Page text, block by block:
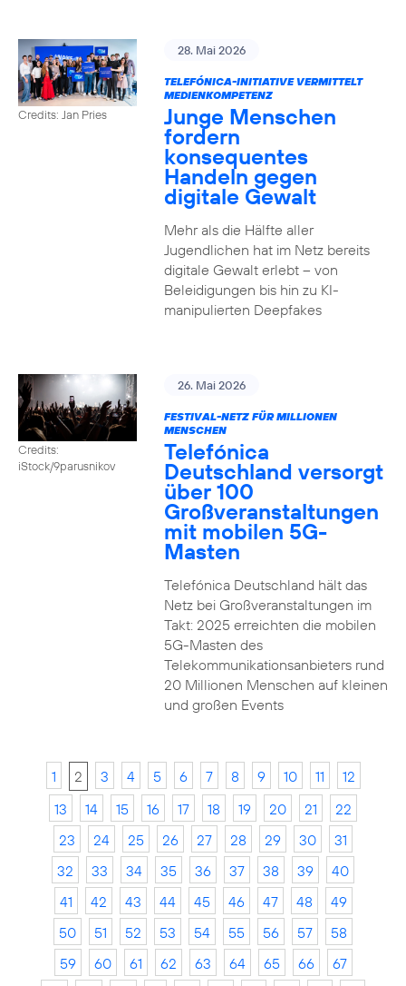
Credits: Jan Pries
28. Mai 2026
TELEFÓNICA-INITIATIVE VERMITTELT
MEDIENKOMPETENZ
Junge Menschen
fordern
konsequentes
Handeln gegen
digitale Gewalt
Mehr als die Hälfte aller
Jugendlichen hat im Netz bereits
digitale Gewalt erlebt – von
Beleidigungen bis hin zu KI-
manipulierten Deepfakes
Credits:
iStock/9parusnikov
26. Mai 2026
FESTIVAL-NETZ FÜR MILLIONEN
MENSCHEN
Telefónica
Deutschland versorgt
über 100
Großveranstaltungen
mit mobilen 5G-
Masten
Telefónica Deutschland hält das
Netz bei Großveranstaltungen im
Takt: 2025 erreichten die mobilen
5G-Masten des
Telekommunikationsanbieters rund
20 Millionen Menschen auf kleinen
und großen Events
1 2 3 4 5 6 7 8 9 10 11
12
13
14 15 16 17 18 19 20 21
22
23
24 25 26 27 28 29 30
31
32
33 34 35 36 37 38 39
40
41
42 43 44 45 46 47 48
49
50
51 52 53 54 55 56 57
58
59
60 61 62 63 64 65 66
67